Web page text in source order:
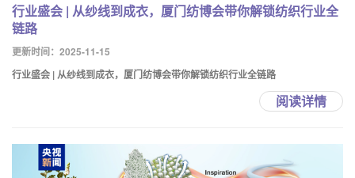
行业盛会 | 从纱线到成衣，厦门纺博会带你解锁纺织行业全
链路
更新时间：2025-11-15
行业盛会 | 从纱线到成衣，厦门纺博会带你解锁纺织行业全链路
阅读详情